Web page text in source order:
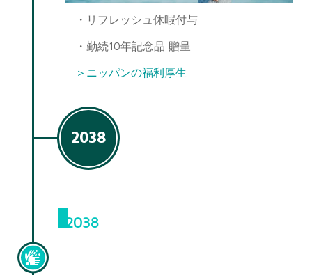
・リフレッシュ休暇付与
・勤続10年記念品 贈呈
＞ニッパンの福利厚生
2038
2038